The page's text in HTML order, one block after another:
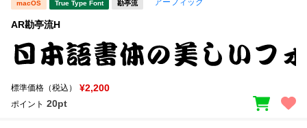
macOS True Type Font 勘亭流
AR勘亭流H
標準価格（税込） ¥2,200
ポイント 20pt